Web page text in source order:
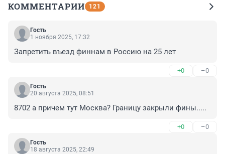
КОММЕНТАРИИ 121
Гость
1 ноября 2025, 17:32
Запретить въезд финнам в Россию на 25 лет
+0 –0
Гость
20 августа 2025, 08:51
8702 а причем тут Москва? Границу закрыли фины.....
+0 –0
Гость
18 августа 2025, 22:49